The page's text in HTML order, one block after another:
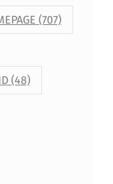
(707)
(48)